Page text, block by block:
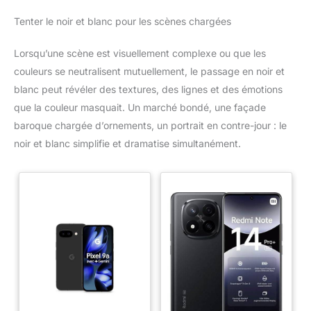
Tenter le noir et blanc pour les scènes chargées
Lorsqu’une scène est visuellement complexe ou que les
couleurs se neutralisent mutuellement, le passage en noir et
blanc peut révéler des textures, des lignes et des émotions
que la couleur masquait. Un marché bondé, une façade
baroque chargée d’ornements, un portrait en contre-jour : le
noir et blanc simplifie et dramatise simultanément.